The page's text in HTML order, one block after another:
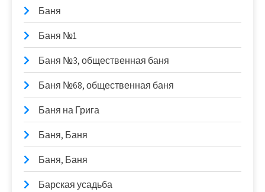
Баня
Баня №1
Баня №3, общественная баня
Баня №68, общественная баня
Баня на Грига
Баня, Баня
Баня, Баня
Барская усадьба